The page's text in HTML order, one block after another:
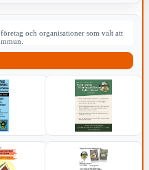
och organisationer som valt att